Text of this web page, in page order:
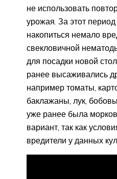
не использовать
урожая. За этот
накопиться немало
свекловичной
для посадки новой
ранее высаживались
например томаты,
баклажаны, лук,
уже ранее была
вариант, так как
вредители у данных